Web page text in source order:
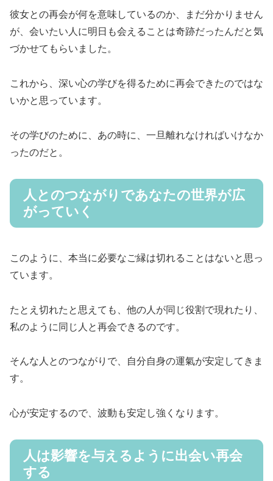
彼女との再会が何を意味しているのか、まだ分かりません
が、 会いたい人に明日も会えることは奇跡だったんだと気
づかせてもらいました。
これから、深い心の学びを得るために再会できたのではな
いかと思っています。
その学びのために、あの時に、一旦離れなければいけなか
ったのだと。
人とのつながりであなたの世界が広
がっていく
このように、 本当に必要なご縁は切れることはないと思っ
ています。
たとえ切れたと思えても、他の人が同じ役割で現れたり、
私のように同じ人と再会できるのです。
そんな人とのつながりで、自分自身の運氣が安定してきま
す。
心が安定するので、 波動も安定し強くなります。
人は影響を与えるように出会い再会
する